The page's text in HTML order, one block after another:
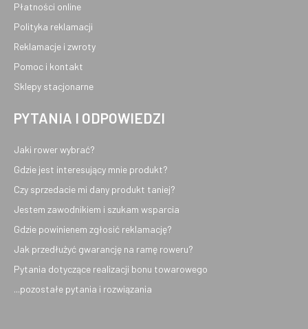
Płatności online
Polityka reklamacji
Reklamacje i zwroty
Pomoc i kontakt
Sklepy stacjonarne
PYTANIA I ODPOWIEDZI
Jaki rower wybrać?
Gdzie jest interesujący mnie produkt?
Czy sprzedacie mi dany produkt taniej?
Jestem zawodnikiem i szukam wsparcia
Gdzie powinienem zgłosić reklamację?
Jak przedłużyć gwarancję na ramę roweru?
Pytania dotyczące realizacji bonu towarowego
...pozostałe pytania i rozwiązania